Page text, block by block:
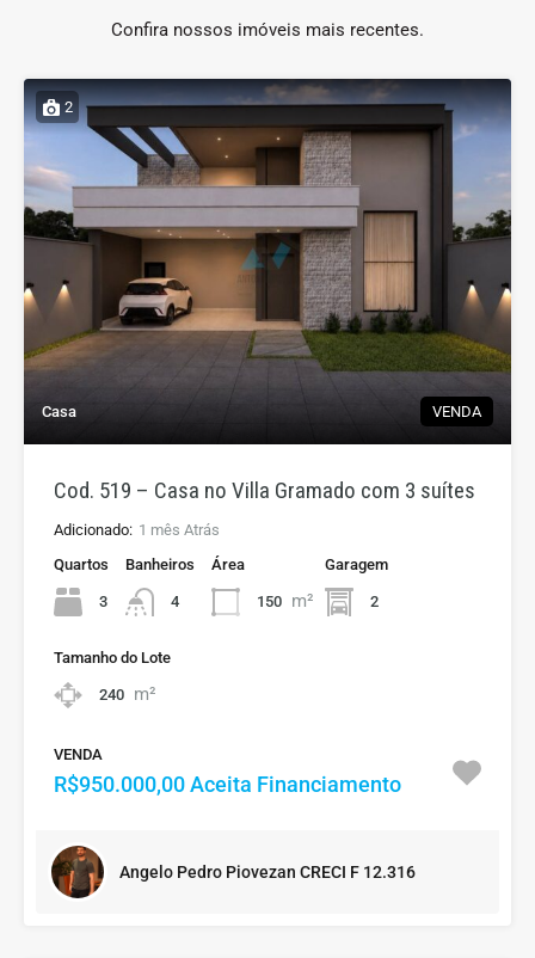
Confira nossos imóveis mais recentes.
2
Casa VENDA
Cod. 519 – Casa no Villa Gramado com 3 suítes
Adicionado: 1 mês Atrás
Quartos
3
Banheiros
4
Área
150 m²
Garagem
2
Tamanho do Lote
240 m²
VENDA
R$950.000,00 Aceita Financiamento
Angelo Pedro Piovezan CRECI F 12.316